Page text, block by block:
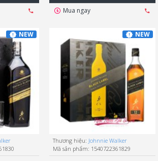
Mua ngay
NEW NEW
Thương hiệu: Johnnie Walker
Mã sản phẩm: 1540722361829